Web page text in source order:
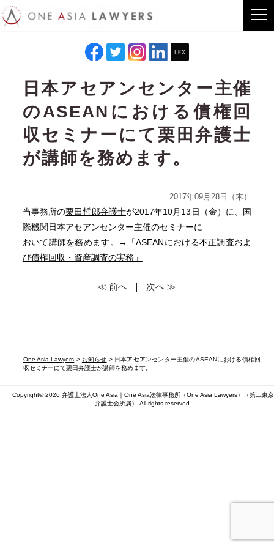
One Asia Lawyers > お知らせ > 日本アセアンセンター主催のASEANにおける債権回
収セミナーにて栗田弁護士が講師を務めます。
日本アセアンセンター主催
のASEANにおける債権回
収セミナーにて栗田弁護士
が講師を務めます。
2017年09月28日（木）
当事務所の栗田哲郎弁護士が2017年10月13日（金）に、国
際機関日本アセアンセンター主催のセミナーに
おいて講師を務めます。→
「ASEANにおける不正調査およ
び債権回収・資産調査の実務」
≪ 前へ ｜ 次へ ≫
Copyright© 2026 弁護士法人One Asia｜One Asia法律事務所（One Asia Lawyers）（第二東京
弁護士会所属） All rights reserved.